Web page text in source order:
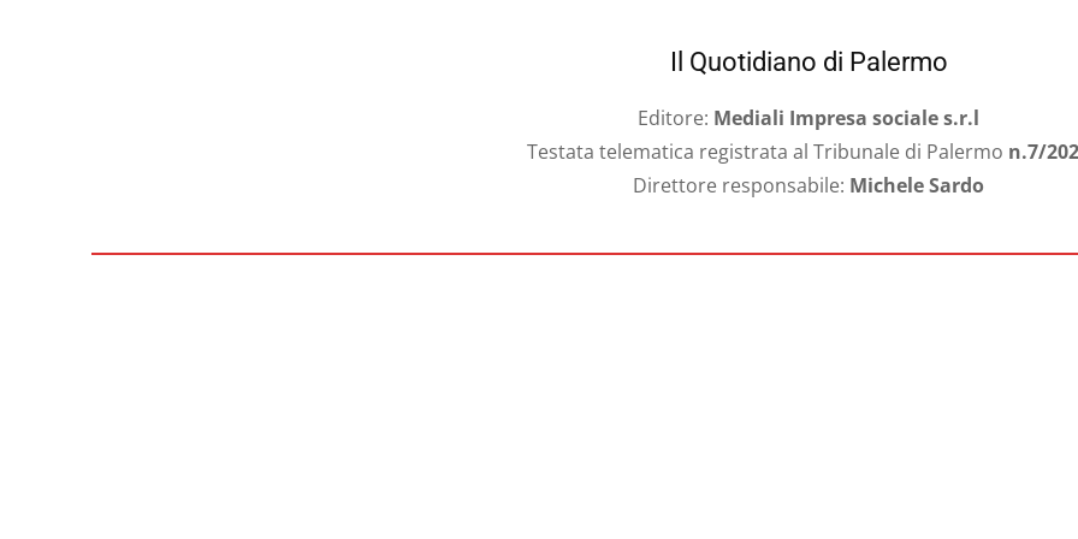
Il Quotidiano di Palermo
Editore: Mediali Impresa sociale s.r.l
Testata telematica registrata al Tribunale di Palermo n.7/
Direttore responsabile: Michele Sardo